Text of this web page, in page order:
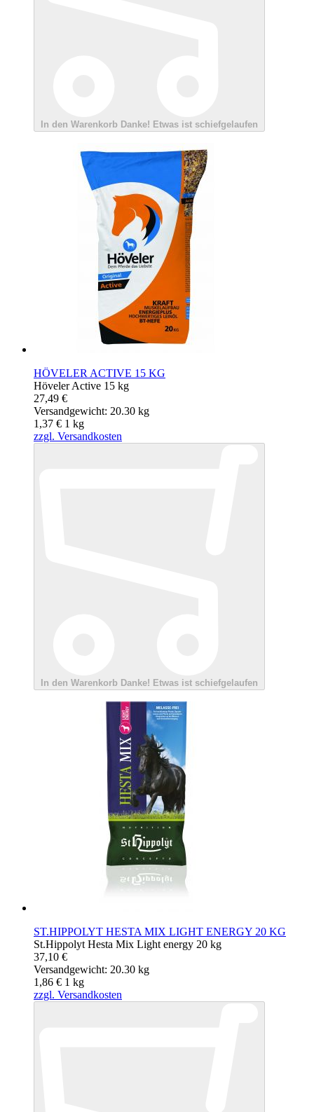
In den Warenkorb Danke! Etwas ist schiefgelaufen
HÖVELER ACTIVE 15 KG
Höveler Active 15 kg
27,49 €
Versandgewicht: 20.30 kg
1,37 € 1 kg
zzgl. Versandkosten
In den Warenkorb Danke! Etwas ist schiefgelaufen
ST.HIPPOLYT HESTA MIX LIGHT ENERGY 20 KG
St.Hippolyt Hesta Mix Light energy 20 kg
37,10 €
Versandgewicht: 20.30 kg
1,86 € 1 kg
zzgl. Versandkosten